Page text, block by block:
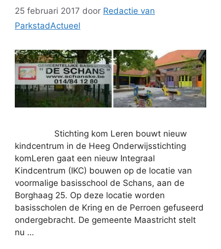
25 februari 2017 door Redactie van
ParkstadActueel
Stichting kom Leren bouwt nieuw
kindcentrum in de Heeg Onderwijsstichting
komLeren gaat een nieuw Integraal
Kindcentrum (IKC) bouwen op de locatie van
voormalige basisschool de Schans, aan de
Borghaag 25. Op deze locatie worden
basisscholen de Kring en de Perroen gefuseerd
ondergebracht. De gemeente Maastricht stelt
nu …